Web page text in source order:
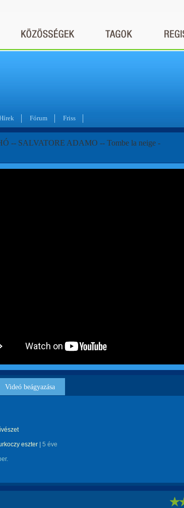
Fórum Friss
-- SALVATORE ADAMO -- Tombe la neige -
Videó beágyazása
eszter 5 éve